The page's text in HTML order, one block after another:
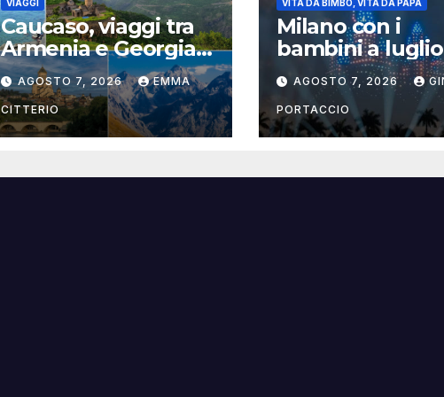
VIAGGI
Caucaso, viaggi tra
Armenia e Georgia
con Evolution Travel
AGOSTO 7, 2026 EMMA
CITTERIO
VITA DA BIMBO, VITA DA PAPÀ
Milano con i
bambini a luglio
2026: eventi,
e attività per
famiglie
AGOSTO 7, 2026
PORTACCIO